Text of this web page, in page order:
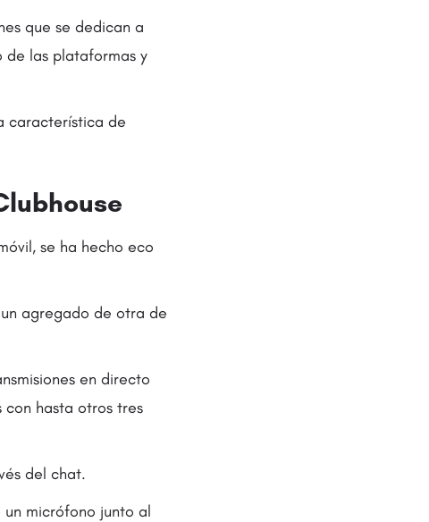
que se dedican a
las plataformas y
característica de
se ha hecho eco
un agregado de otra de
en directo
con hasta otros tres
del chat.
micrófono junto al